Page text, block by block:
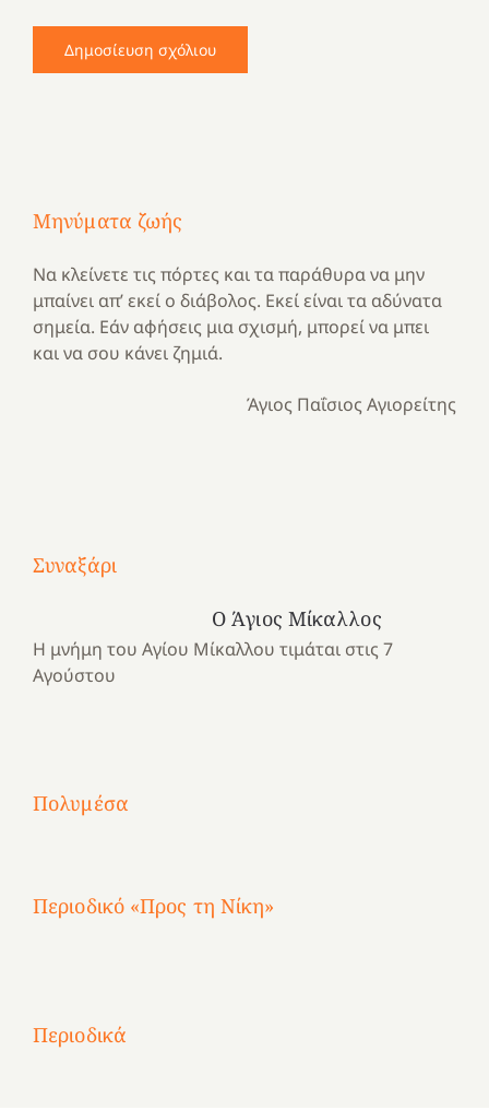
Μηνύματα ζωής
Να κλείνετε τις πόρτες και τα παράθυρα να μην
μπαίνει απ’ εκεί ο διάβολος. Εκεί είναι τα αδύνατα
σημεία. Εάν αφήσεις μια σχισμή, μπορεί να μπει
και να σου κάνει ζημιά.
Άγιος Παΐσιος Αγιορείτης
Συναξάρι
Ο Άγιος Μίκαλλος
Η μνήμη του Αγίου Μίκαλλου τιμάται στις 7
Αγούστου
Πολυμέσα
Μια
ένα
καλοκαίρι
Αγωνίστριες
Αθηνών
και
Νοσοκομείο
“Ερυθρός
Αγωνίστριες
Αθηνών
Κατασκηνωτικές
το
Ελληνικό
Αγωνίστριες
Αθηνών
χρόνια
καρτερούμεν»
Περιοδικό «Προς τη Νίκη»
Περιοδικά
1821
Δεκέμβριος
2023!
Μάιος
2023!
Μάρτιος
2023!